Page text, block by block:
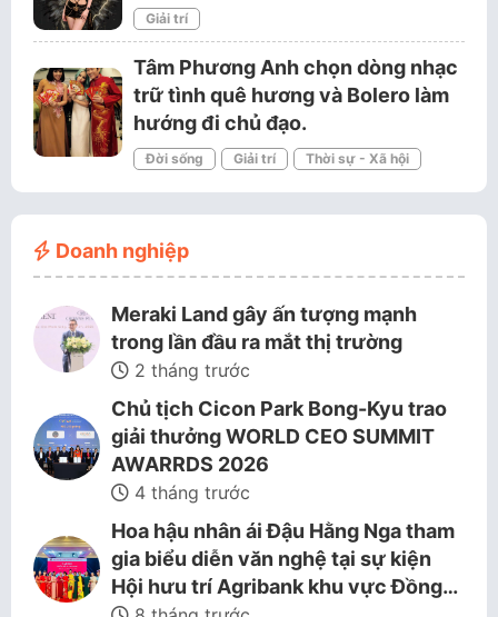
Giải trí
Tâm Phương Anh chọn dòng nhạc
trữ tình quê hương và Bolero làm
hướng đi chủ đạo.
Đời sống Giải trí Thời sự - Xã hội
Doanh nghiệp
Meraki Land gây ấn tượng mạnh
trong lần đầu ra mắt thị trường
2 tháng trước
Chủ tịch Cicon Park Bong-Kyu trao
giải thưởng WORLD CEO SUMMIT
AWARRDS 2026
4 tháng trước
Hoa hậu nhân ái Đậu Hằng Nga tham
gia biểu diễn văn nghệ tại sự kiện
Hội hưu trí Agribank khu vực Đồng…